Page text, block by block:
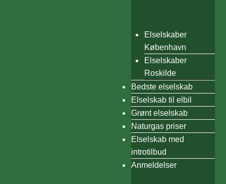
Elselskaber
København
Elselskaber
Roskilde
Bedste elselskab
Elselskab til elbil
Grønt elselskab
Naturgas priser
Elselskab med
introtilbud
Anmeldelser